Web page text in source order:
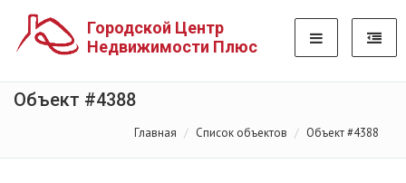
Городской Центр
Недвижимости Плюс
Объект #4388
Главная Список объектов Объект #4388